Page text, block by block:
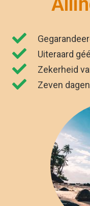
Uiteraard
Zekerheid
Zeven